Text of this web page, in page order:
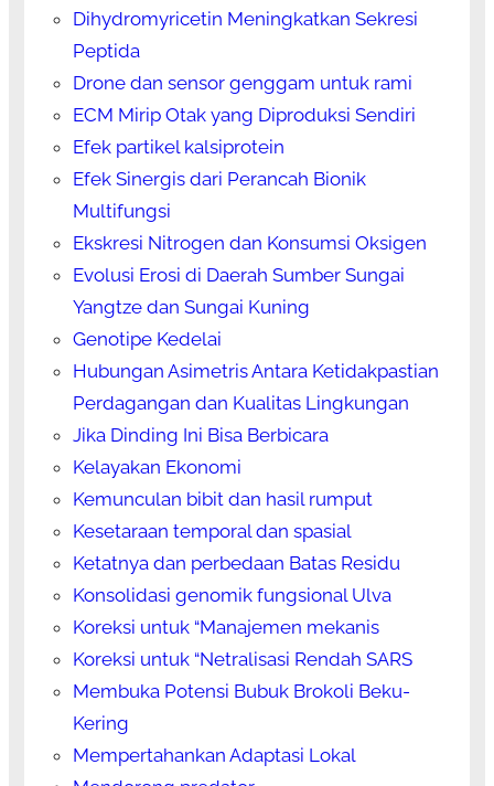
Dihydromyricetin Meningkatkan Sekresi
Peptida
Drone dan sensor genggam untuk rami
ECM Mirip Otak yang Diproduksi Sendiri
Efek partikel kalsiprotein
Efek Sinergis dari Perancah Bionik
Multifungsi
Ekskresi Nitrogen dan Konsumsi Oksigen
Evolusi Erosi di Daerah Sumber Sungai
Yangtze dan Sungai Kuning
Genotipe Kedelai
Hubungan Asimetris Antara Ketidakpastian
Perdagangan dan Kualitas Lingkungan
Jika Dinding Ini Bisa Berbicara
Kelayakan Ekonomi
Kemunculan bibit dan hasil rumput
Kesetaraan temporal dan spasial
Ketatnya dan perbedaan Batas Residu
Konsolidasi genomik fungsional Ulva
Koreksi untuk “Manajemen mekanis
Koreksi untuk “Netralisasi Rendah SARS
Membuka Potensi Bubuk Brokoli Beku-
Kering
Mempertahankan Adaptasi Lokal